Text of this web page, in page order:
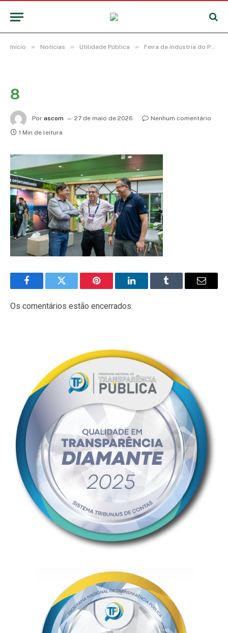
Início » Notícias » Utilidade Pública » Feira da indústria do Pará conta com a parceria da prefeitura de Barcarena para celebrar o desenvolvimento no estado
8
Por ascom 27 de maio de 2026
Nenhum comentário
1 Min de leitura
FacebookTwitter Pinterest LinkedInTumblr
E-
Os comentários estão encerrados.